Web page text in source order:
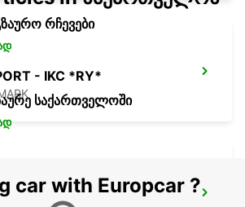
- IKC *RY*
რჩევები
საქართველოში
car with Europcar ?